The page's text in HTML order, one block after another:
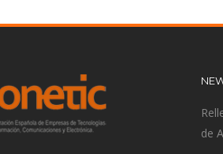
de